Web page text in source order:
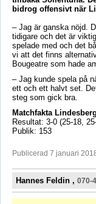
bidrog offensivt när
– Jag är ganska nöjd.
tidigare och det är
spelade med och det
vi att det finns
Bougeatre som hade
– Jag kunde spela på
ett och ett halvt set.
steg som gick bra.
Matchfakta
Resultat: 3-0 (25-18,
Publik: 153
Publicerad 7 januari
Hannes Feldin , 070-